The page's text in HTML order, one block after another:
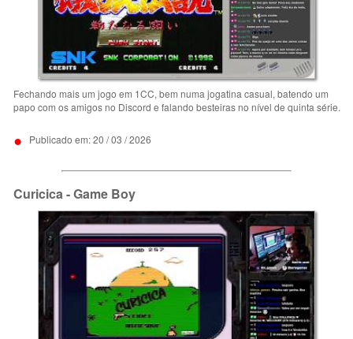
Fechando mais um jogo em 1CC, bem numa jogatina casual, batendo um
papo com os amigos no Discord e falando besteiras no nível de quinta série.
• Publicado em: 20 / 03 / 2026
Curicica - Game Boy